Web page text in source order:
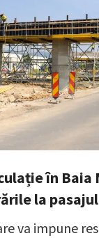
în Baia
la
va impune